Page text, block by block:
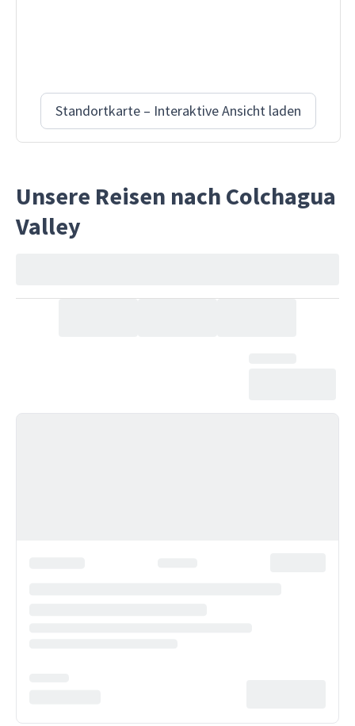
Standortkarte – Interaktive Ansicht laden
Unsere Reisen nach Colchagua
Valley